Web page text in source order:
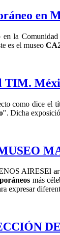
en
en la Comunidad
es el museo
TIM.
como dice el
". Dicha
El
más
expresar